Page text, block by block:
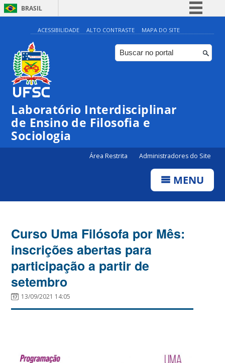
BRASIL
Simplifique!
Comunica BR
Participe
Canais
ACESSIBILIDADE ALTO CONTRASTE MAPA DO SITE
Laboratório Interdisciplinar
de Ensino de Filosofia e
Sociologia
Área Restrita Administradores do Site
MENU
Curso Uma Filósofa por Mês:
inscrições abertas para
participação a partir de
setembro
13/09/2021 14:05